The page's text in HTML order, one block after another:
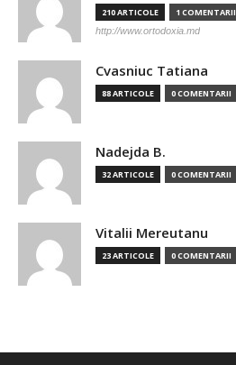
210 ARTICOLE 1 COMENTARII
http://www.ortodoxia.md
Cvasniuc Tatiana
88 ARTICOLE 0 COMENTARII
Nadejda B.
32 ARTICOLE 0 COMENTARII
Vitalii Mereutanu
23 ARTICOLE 0 COMENTARII